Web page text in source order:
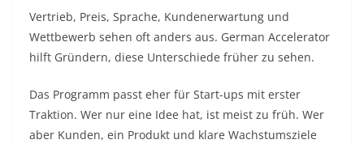
Vertrieb, Preis, Sprache, Kundenerwartung und
Wettbewerb sehen oft anders aus. German Accelerator
hilft Gründern, diese Unterschiede früher zu sehen.
Das Programm passt eher für Start-ups mit erster
Traktion. Wer nur eine Idee hat, ist meist zu früh. Wer
aber Kunden, ein Produkt und klare Wachstumsziele